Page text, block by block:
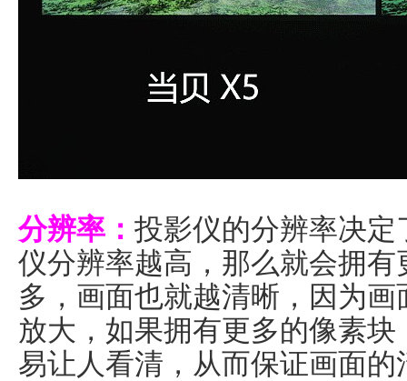
分辨率： 投影仪的分辨率决
仪分辨率越高，那么就会拥
多，画面也就越清晰，因为
放大，如果拥有更多的像素
易让人看清，从而保证画面的